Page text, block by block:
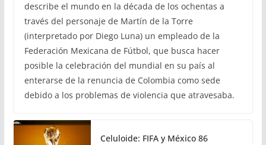
describe el mundo en la década de los ochentas a
través del personaje de Martín de la Torre
(interpretado por Diego Luna) un empleado de la
Federación Mexicana de Fútbol, que busca hacer
posible la celebración del mundial en su país al
enterarse de la renuncia de Colombia como sede
debido a los problemas de violencia que atravesaba.
Celuloide: FIFA y México 86